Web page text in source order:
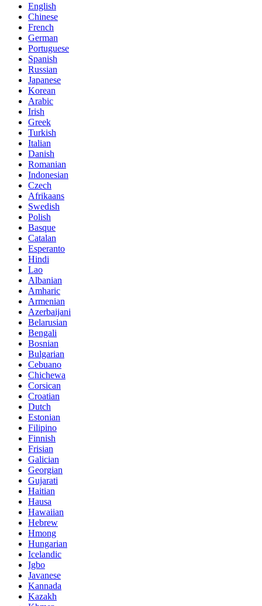
English
Chinese
French
German
Portuguese
Spanish
Russian
Japanese
Korean
Arabic
Irish
Greek
Turkish
Italian
Danish
Romanian
Indonesian
Czech
Afrikaans
Swedish
Polish
Basque
Catalan
Esperanto
Hindi
Lao
Albanian
Amharic
Armenian
Azerbaijani
Belarusian
Bengali
Bosnian
Bulgarian
Cebuano
Chichewa
Corsican
Croatian
Dutch
Estonian
Filipino
Finnish
Frisian
Galician
Georgian
Gujarati
Haitian
Hausa
Hawaiian
Hebrew
Hmong
Hungarian
Icelandic
Igbo
Javanese
Kannada
Kazakh